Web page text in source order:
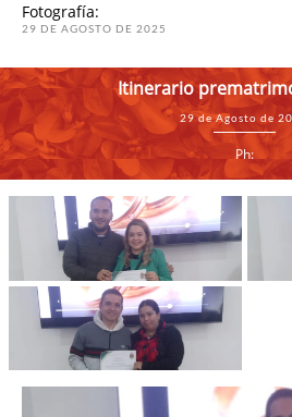
Fotografía:
29 DE AGOSTO DE 2025
Itinerario
29 de Agosto de
Ph: